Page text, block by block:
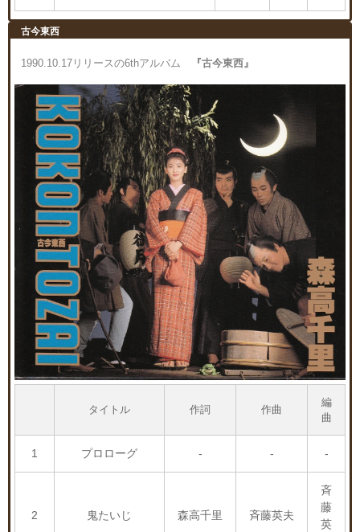
古今東西
1990.10.17リリースの6thアルバム 『古今東西』
タイトル 作詞 作曲
編
曲
1 プロローグ - - -
2 鬼たいじ 森高千里 斉藤英夫
斉
藤
英